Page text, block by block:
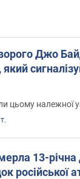
Джо
цьому належної
13-річна
російської